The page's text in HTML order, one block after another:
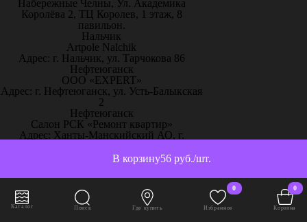
56 руб./шт.
В корзину
Набережные Челны, Ул. Академика
Королёва 2, ТЦ Королев, 1 этаж, 8
павильон.
Нальчик
Artpole Nalchik
Адрес: г. Нальчик, ул. Тарчокова 86
Нефтеюганск
ООО «EXPERT»
Адрес: г. Нефтеюганск, ул. Усть-Балыкская
2
Нефтеюганск
Салон РСК «Ремонт квартир»
Адрес: Ханты-Манскийский АО, г.
Нижневартовск
Адрес: г. Нижневартовск, ул. Северная
,39,строение 20 (Строительный
гипермаркет Декорадо, 2 этаж студия
заказов)
Каталог Поиск Где купить
0
Избранное
0
Корзина